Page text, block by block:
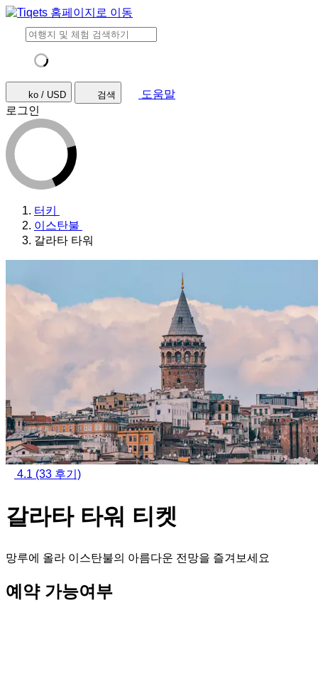
ko / USD 검색
도움말
로그인
터키
이스탄불
갈라타 타워
4.1 (33 후기)
갈라타 타워 티켓
망루에 올라 이스탄불의 아름다운 전망을 즐겨보세요
예약 가능여부